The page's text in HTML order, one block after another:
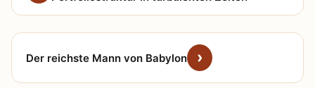
Der reichste Mann von Babylon